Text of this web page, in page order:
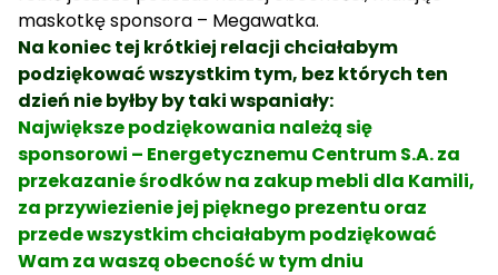
maskotkę sponsora – Megawatka.
Na koniec tej krótkiej relacji chciałabym
podziękować wszystkim tym, bez których ten
dzień nie byłby by taki wspaniały:
Największe podziękowania należą się
sponsorowi – Energetycznemu Centrum S.A. za
przekazanie środków na zakup mebli dla Kamili,
za przywiezienie jej pięknego prezentu oraz
przede wszystkim chciałabym podziękować
Wam za waszą obecność w tym dniu